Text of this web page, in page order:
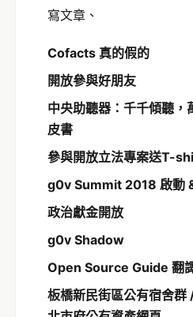
寫文章、
Cofacts 真的假的
開放參與好朋友
中央助聽器：千千傾聽，
皮書
參與開放立法專案送T-
g0v Summit 2018 啟動
政治獻金開放
g0v Shadow
Open Source Guide 翻
板橋新民街區公有宿舍群